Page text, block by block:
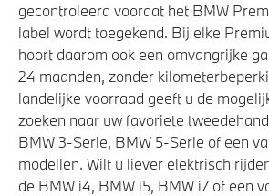
Actieve Voetgangersbescherming
Elektronisch Stabiliteits Programma
Airbag bestuurder
Akoestische waarschuwing voor
gecontroleerd voordat het BMW
label wordt toegekend. Bij elke
hoort daarom ook een omvangrijke
24 maanden, zonder
landelijke voorraad geeft u de
zoeken naar uw favoriete
BMW 3-Serie, BMW 5-Serie of een
modellen. Wilt u liever elektrisch
de BMW i4, BMW i5, BMW i7 of een